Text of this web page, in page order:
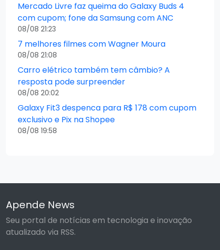
Mercado Livre faz queima do Galaxy Buds 4
com cupom; fone da Samsung com ANC
08/08 21:23
7 melhores filmes com Wagner Moura
08/08 21:08
Carro elétrico também tem câmbio? A
resposta pode surpreender
08/08 20:02
Galaxy Fit3 despenca para R$ 178 com cupom
exclusivo e Pix na Shopee
08/08 19:58
Apende News
Seu portal de notícias em tecnologia e inovação
atualizado via RSS.